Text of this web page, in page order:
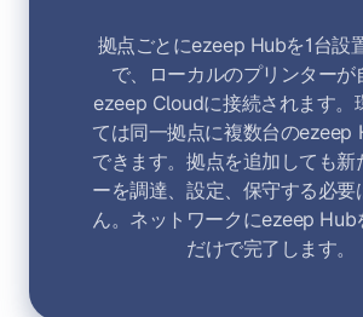
拠点ごとにezeep Hubを1台設
で、ローカルのプリンターが
ezeep Cloudに接続されます。
ては同一拠点に複数台のezeep
できます。拠点を追加しても新
ーを調達、設定、保守する必要
ん。ネットワークにezeep Hub
だけで完了します。